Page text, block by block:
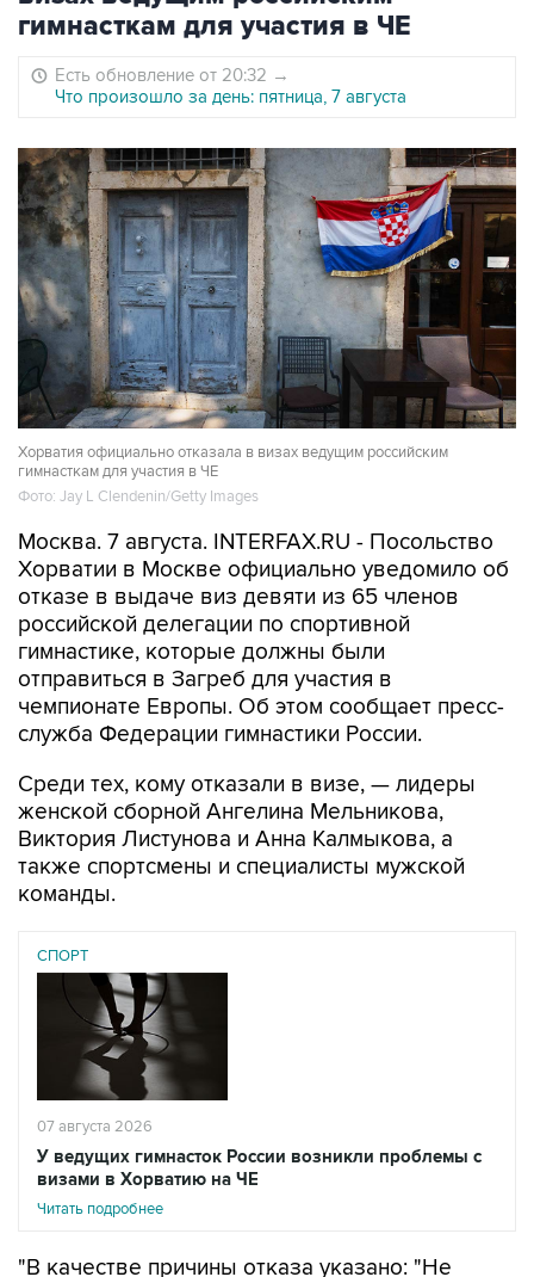
гимнасткам для участия в ЧЕ
Есть обновление от 20:32 →
Что произошло за день: пятница, 7 августа
Хорватия официально отказала в визах ведущим российским
гимнасткам для участия в ЧЕ
Фото: Jay L Clendenin/Getty Images
Москва. 7 августа. INTERFAX.RU - Посольство
Хорватии в Москве официально уведомило об
отказе в выдаче виз девяти из 65 членов
российской делегации по спортивной
гимнастике, которые должны были
отправиться в Загреб для участия в
чемпионате Европы. Об этом сообщает пресс-
служба Федерации гимнастики России.
Среди тех, кому отказали в визе, — лидеры
женской сборной Ангелина Мельникова,
Виктория Листунова и Анна Калмыкова, а
также спортсмены и специалисты мужской
команды.
СПОРТ
07 августа 2026
У ведущих гимнасток России возникли проблемы с
визами в Хорватию на ЧЕ
Читать подробнее
"В качестве причины отказа указано: "Не